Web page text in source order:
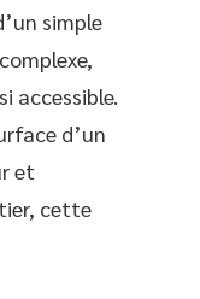
simple
accessible.
d’un
et
cette